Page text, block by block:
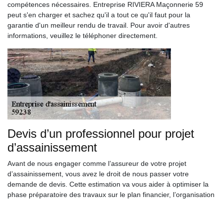
compétences nécessaires. Entreprise RIVIERA Maçonnerie 59
peut s'en charger et sachez qu'il a tout ce qu'il faut pour la
garantie d'un meilleur rendu de travail. Pour avoir d'autres
informations, veuillez le téléphoner directement.
Devis d’un professionnel pour projet
d’assainissement
Avant de nous engager comme l’assureur de votre projet
d’assainissement, vous avez le droit de nous passer votre
demande de devis. Cette estimation va vous aider à optimiser la
phase préparatoire des travaux sur le plan financier, l’organisation